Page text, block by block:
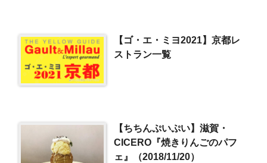
【ゴ・エ・ミヨ2021】京都レ
ストラン一覧
【ちちんぷいぷい】滋賀・
CICERO『焼きりんごのパフ
ェ』（2018/11/20）